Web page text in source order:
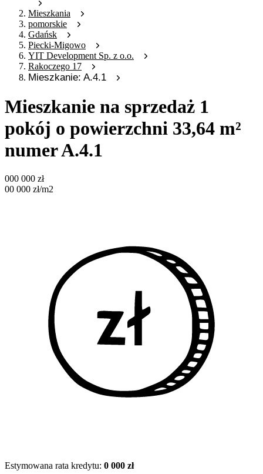
Mieszkania
pomorskie
Gdańsk
Piecki-Migowo
YIT Development Sp. z o.o.
Rakoczego 17
Mieszkanie: A.4.1
Mieszkanie na sprzedaż 1
pokój o powierzchni 33,64 m²
numer A.4.1
000 000 zł
00 000 zł/m2
Estymowana rata kredytu: 0 000 zł